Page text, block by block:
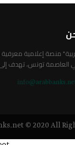
منصة إعلامية
العاصمة تونس، تهدف
© 2020 All